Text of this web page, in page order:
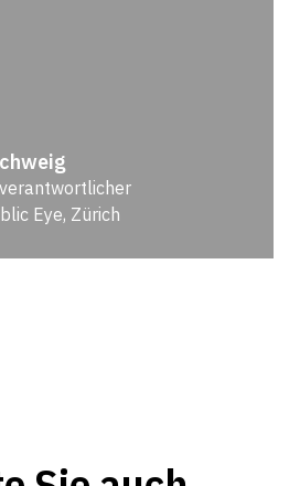
Eye, Zürich